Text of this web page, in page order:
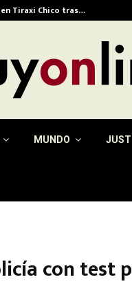
Tiraxi Chico tras…
MUNDO
con test